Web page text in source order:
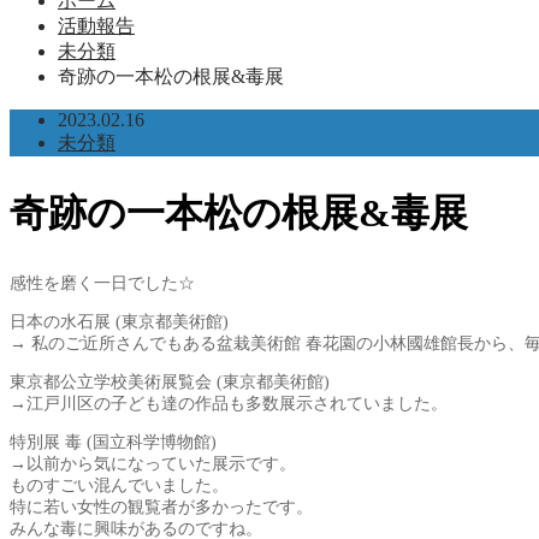
活動報告
未分類
奇跡の一本松の根展&毒展
2023.02.16
未分類
奇跡の一本松の根展&毒展
感性を磨く一日でした☆
日本の水石展 (東京都美術館)
→ 私のご近所さんでもある盆栽美術館 春花園の小林國雄館長から、
東京都公立学校美術展覧会 (東京都美術館)
→江戸川区の子ども達の作品も多数展示されていました。
特別展 毒 (国立科学博物館)
→以前から気になっていた展示です。
ものすごい混んでいました。
特に若い女性の観覧者が多かったです。
みんな毒に興味があるのですね。